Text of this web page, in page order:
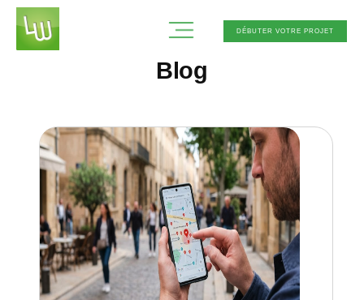
DÉBUTER VOTRE PROJET
Blog